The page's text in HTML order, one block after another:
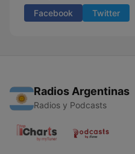
Facebook Twitter
Radios Argentinas
Radios y Podcasts